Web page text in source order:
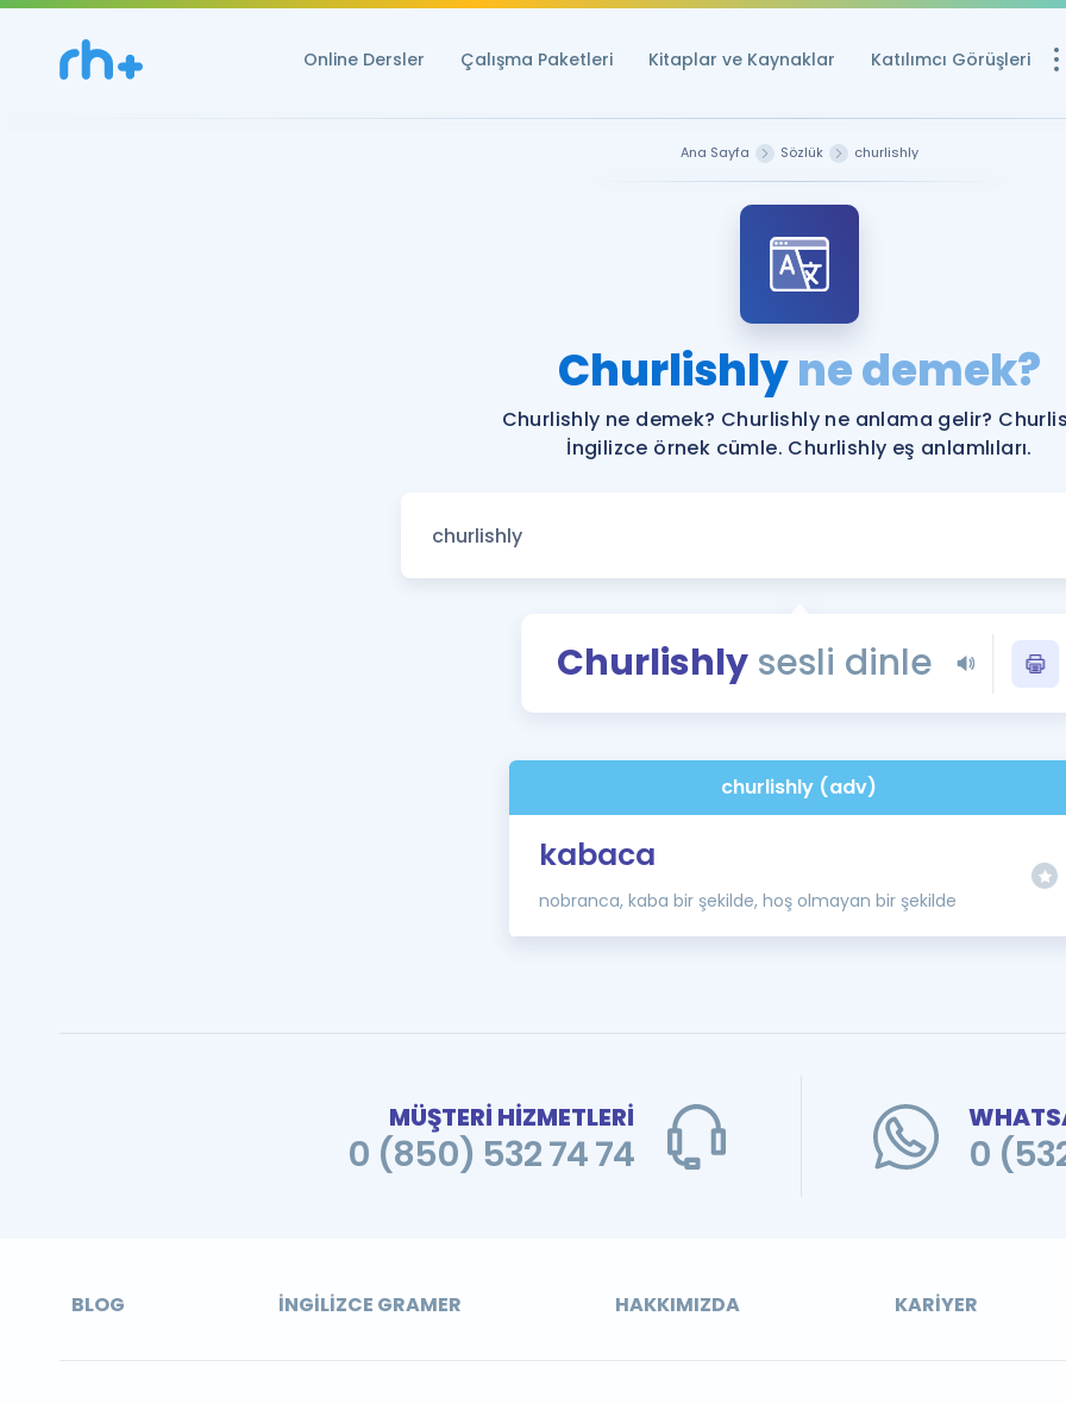
Online Dersler Çalışma Paketleri Kitaplar ve Kaynaklar Katılımcı Görüşleri
YDS ve YÖKDİL
YDS ve YÖKDİL'e
Tüm ÖSYM
YDS - YÖKDİL
İngilizce
Ana Sayfa Sözlük churlishly
Churlishlyne demek?
Churlishly ne demek? Churlishly ne anlama gelir?
İngilizce örnek cümle. Churlishly eş anlamlıları.
Churlishly sesli dinle
churlishly (adv)
kabaca
nobranca, kaba bir şekilde, hoş olmayan bir şekilde
MÜŞTERİ HİZMETLERİ
0 (850) 532 74 74 0
BLOG İNGILIZCE GRAMER HAKKIMIZDA KARIYER